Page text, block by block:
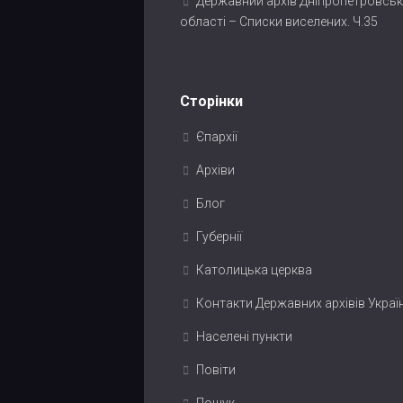
області – Списки виселених. Ч.35
Сторінки
Єпархії
Архіви
Блог
Губернії
Католицька церква
Контакти Державних архівів
Населені пункти
Повіти